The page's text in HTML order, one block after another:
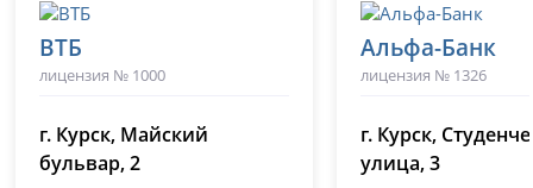
ВТБ
лицензия № 1000
г. Курск, Майский
бульвар, 2
Альфа-Банк
лицензия № 1326
г. Курск,
улица, 3